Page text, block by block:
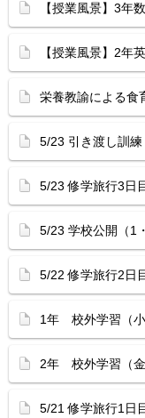
【授業風景】3年
【授業風景】2年
栄養教諭による食
5/23 引き渡し訓練
5/23 修学旅行3日
5/23 学校公開（1
5/22 修学旅行2日
1年 校外学習（小
2年 校外学習（金
5/21 修学旅行1日